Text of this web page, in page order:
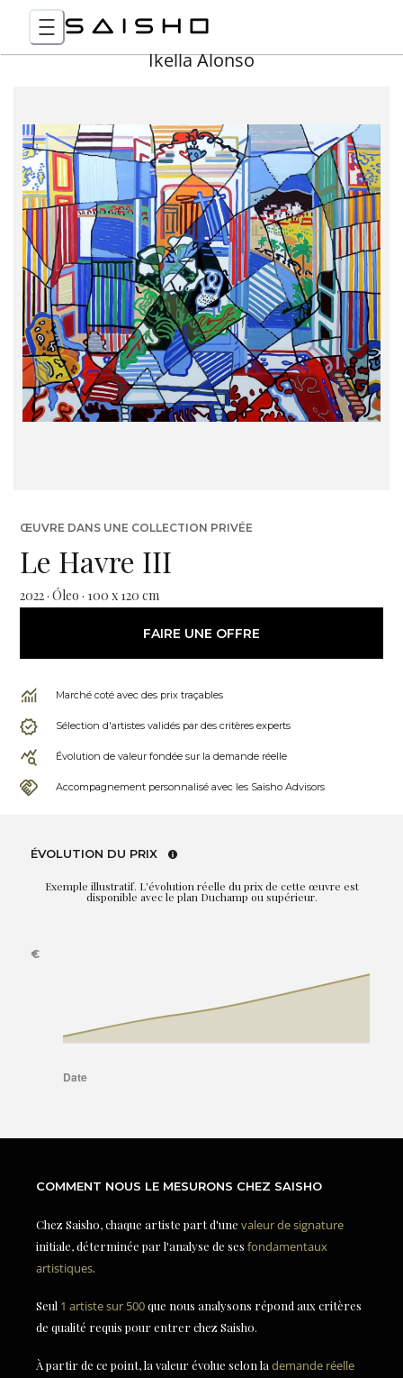
Ikella Alonso
ŒUVRE DANS UNE COLLECTION PRIVÉE
Le Havre III
2022 · Óleo · 100 x 120 cm
FAIRE UNE OFFRE
Marché coté avec des prix traçables
Sélection d'artistes validés par des critères experts
Évolution de valeur fondée sur la demande réelle
Accompagnement personnalisé avec les Saisho Advisors
ÉVOLUTION DU PRIX
Exemple illustratif. L'évolution réelle du prix de cette œuvre est
disponible avec le plan Duchamp ou supérieur.
COMMENT NOUS LE MESURONS CHEZ SAISHO
Chez Saisho, chaque artiste part d'une valeur de signature
initiale, déterminée par l'analyse de ses fondamentaux
artistiques.
Seul 1 artiste sur 500que nous analysons répond aux critères
de qualité requis pour entrer chez Saisho.
À partir de ce point, la valeur évolue selon la demande réelle